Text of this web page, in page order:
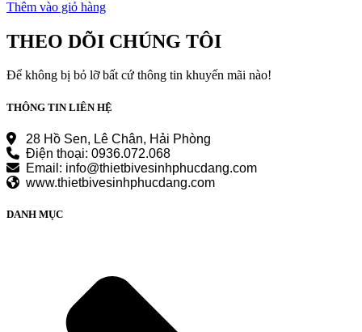
Thêm vào giỏ hàng
THEO DÕI CHÚNG TÔI
Để không bị bỏ lỡ bất cứ thông tin khuyến mãi nào!
THÔNG TIN LIÊN HỆ
28 Hồ Sen, Lê Chân, Hải Phòng
Điện thoại: 0936.072.068
Email: info@thietbivesinhphucdang.com
www.thietbivesinhphucdang.com
DANH MỤC